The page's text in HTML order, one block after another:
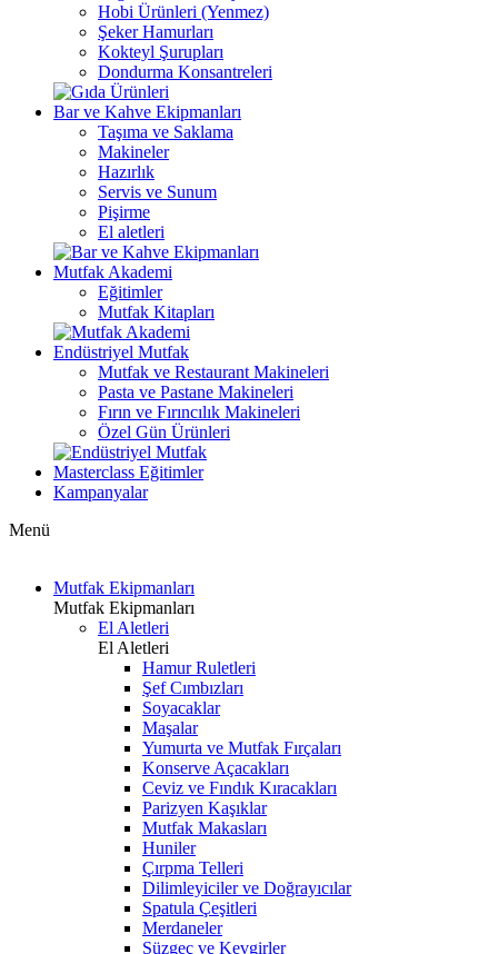
Hobi Ürünleri (Yenmez)
Şeker Hamurları
Kokteyl Şurupları
Dondurma Konsantreleri
Bar ve Kahve Ekipmanları
Taşıma ve Saklama
Makineler
Hazırlık
Servis ve Sunum
Pişirme
El aletleri
Mutfak Akademi
Eğitimler
Mutfak Kitapları
Endüstriyel Mutfak
Mutfak ve Restaurant Makineleri
Pasta ve Pastane Makineleri
Fırın ve Fırıncılık Makineleri
Özel Gün Ürünleri
Masterclass Eğitimler
Kampanyalar
Menü
Mutfak Ekipmanları
Mutfak Ekipmanları
El Aletleri
El Aletleri
Hamur Ruletleri
Şef Cımbızları
Soyacaklar
Maşalar
Yumurta ve Mutfak Fırçaları
Konserve Açacakları
Ceviz ve Fındık Kıracakları
Parizyen Kaşıklar
Mutfak Makasları
Huniler
Çırpma Telleri
Dilimleyiciler ve Doğrayıcılar
Spatula Çeşitleri
Merdaneler
Süzgeç ve Kevgirler